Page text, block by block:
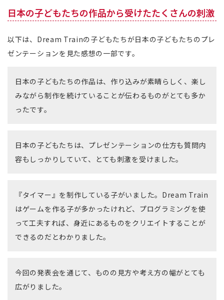
日本の子どもたちの作品から受けたたくさんの刺激
以下は、Dream Trainの子どもたちが日本の子どもたちのプレ
ゼンテーションを見た感想の一部です。
日本の子どもたちの作品は、作り込みが素晴らしく、楽し
みながら制作を続けていることが伝わるものがとても多か
ったです。
日本の子どもたちは、プレゼンテーションの仕方も質問内
容もしっかりしていて、とても刺激を受けました。
『タイマー』を制作している子がいました。Dream Train
はゲームを作る子が多かったけれど、プログラミングを使
って工夫すれば、身近にあるものをクリエイトすることが
できるのだとわかりました。
今回の発表会を通じて、ものの見方や考え方の幅がとても
広がりました。